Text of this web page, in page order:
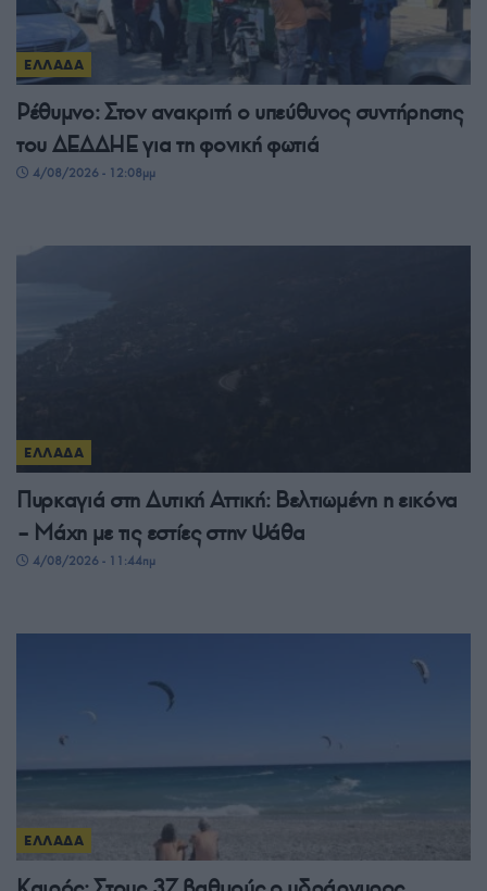
ΕΛΛΑΔΑ
Ρέθυμνο: Στον ανακριτή ο υπεύθυνος συντήρησης
του ΔΕΔΔΗΕ για τη φονική φωτιά
4/08/2026 - 12:08μμ
ΕΛΛΑΔΑ
Πυρκαγιά στη Δυτική Αττική: Βελτιωμένη η εικόνα
– Μάχη με τις εστίες στην Ψάθα
4/08/2026 - 11:44πμ
ΕΛΛΑΔΑ